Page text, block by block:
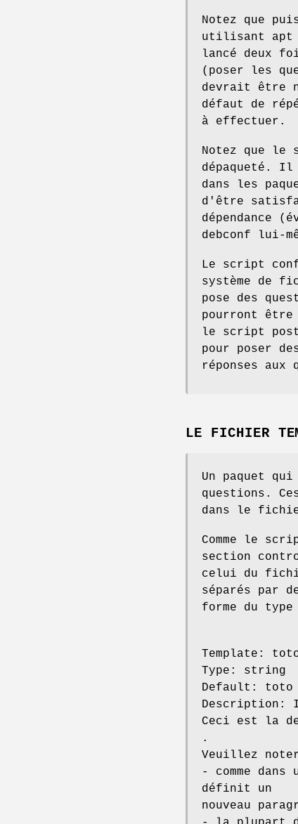
Notez que
utilisant apt
lancé deux
(poser les
devrait être
défaut de
à effectuer.
Notez que le
dépaqueté. Il
dans les
d'être
dépendance
debconf lui-
Le script
système de
pose des
pourront
le script
pour poser
réponses
LE FICHIER
Un paquet
questions.
dans le
Comme le
section
celui du
séparés par
forme du type
Template:
Type: string
Default: toto
Description:
Ceci est la
.
Veuillez
- comme
définit un
nouveau